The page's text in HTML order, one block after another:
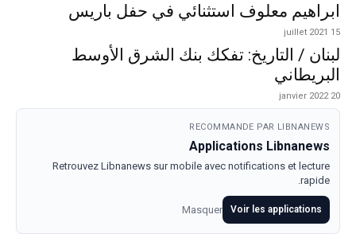
ابراهيم معلوف استثنائي في حفل باريس
15 juillet 2021
لبنان / التاريخ: تفكك بنك الشرق الأوسط
البريطاني
20 janvier 2022
RECOMMANDE PAR LIBNANEWS
Applications Libnanews
Retrouvez Libnanews sur mobile avec notifications et lecture
rapide.
Voir les applications
Masquer